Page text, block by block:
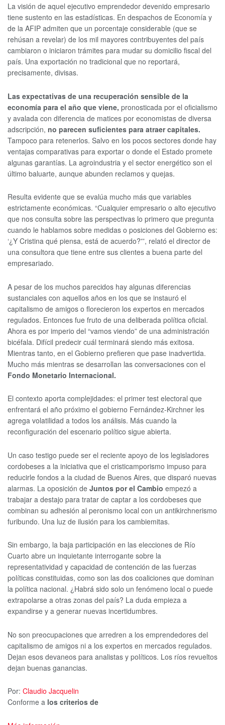
La visión de aquel ejecutivo emprendedor devenido empresario
tiene sustento en las estadísticas. En despachos de Economía y
de la AFIP admiten que un porcentaje considerable (que se
rehúsan a revelar) de los mil mayores contribuyentes del país
cambiaron o iniciaron trámites para mudar su domicilio fiscal del
país. Una exportación no tradicional que no reportará,
precisamente, divisas.
Las expectativas de una recuperación sensible de la
economía para el año que viene, pronosticada por el oficialismo
y avalada con diferencia de matices por economistas de diversa
adscripción, no parecen suficientes para atraer capitales.
Tampoco para retenerlos. Salvo en los pocos sectores donde hay
ventajas comparativas para exportar o donde el Estado promete
algunas garantías. La agroindustria y el sector energético son el
último baluarte, aunque abunden reclamos y quejas.
Resulta evidente que se evalúa mucho más que variables
estrictamente económicas. “Cualquier empresario o alto ejecutivo
que nos consulta sobre las perspectivas lo primero que pregunta
cuando le hablamos sobre medidas o posiciones del Gobierno es:
‘¿Y Cristina qué piensa, está de acuerdo?'”, relató el director de
una consultora que tiene entre sus clientes a buena parte del
empresariado.
A pesar de los muchos parecidos hay algunas diferencias
sustanciales con aquellos años en los que se instauró el
capitalismo de amigos o florecieron los expertos en mercados
regulados. Entonces fue fruto de una deliberada política oficial.
Ahora es por imperio del “vamos viendo” de una administración
bicéfala. Difícil predecir cuál terminará siendo más exitosa.
Mientras tanto, en el Gobierno prefieren que pase inadvertida.
Mucho más mientras se desarrollan las conversaciones con el
Fondo Monetario Internacional.
El contexto aporta complejidades: el primer test electoral que
enfrentará el año próximo el gobierno Fernández-Kirchner les
agrega volatilidad a todos los análisis. Más cuando la
reconfiguración del escenario político sigue abierta.
Un caso testigo puede ser el reciente apoyo de los legisladores
cordobeses a la iniciativa que el cristicamporismo impuso para
reducirle fondos a la ciudad de Buenos Aires, que disparó nuevas
alarmas. La oposición de Juntos por el Cambio empezó a
trabajar a destajo para tratar de captar a los cordobeses que
combinan su adhesión al peronismo local con un antikirchnerismo
furibundo. Una luz de ilusión para los cambiemitas.
Sin embargo, la baja participación en las elecciones de Río
Cuarto abre un inquietante interrogante sobre la
representatividad y capacidad de contención de las fuerzas
políticas constituidas, como son las dos coaliciones que dominan
la política nacional. ¿Habrá sido solo un fenómeno local o puede
extrapolarse a otras zonas del país? La duda empieza a
expandirse y a generar nuevas incertidumbres.
No son preocupaciones que arredren a los emprendedores del
capitalismo de amigos ni a los expertos en mercados regulados.
Dejan esos devaneos para analistas y políticos. Los ríos revueltos
dejan buenas ganancias.
Por: Claudio Jacquelin
Conforme a los criterios de